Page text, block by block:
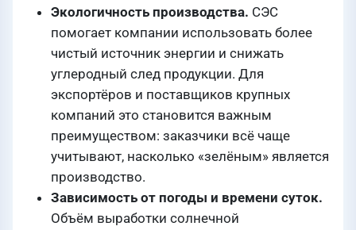
Экологичность производства. СЭС
помогает компании использовать более
чистый источник энергии и снижать
углеродный след продукции. Для
экспортёров и поставщиков крупных
компаний это становится важным
преимуществом: заказчики всё чаще
учитывают, насколько «зелёным» является
производство.
Зависимость от погоды и времени суток.
Объём выработки солнечной